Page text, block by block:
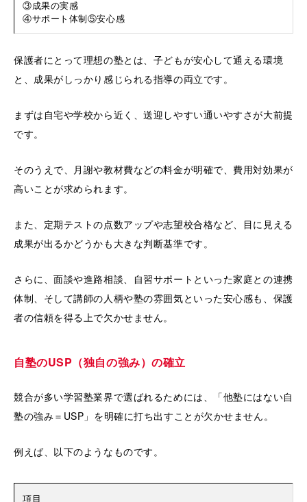
③成果の実感
④サポート体制⑤安心感
保護者にとって理想の塾とは、子どもが安心して通える環境
と、成果がしっかり感じられる指導の両立です。
まずは自宅や学校から近く、送迎しやすい通いやすさが大前提
です。
そのうえで、月謝や教材費などの料金が明確で、費用対効果が
高いことが求められます。
また、定期テストの点数アップや志望校合格など、目に見える
成果が出るかどうかも大きな判断基準です。
さらに、面談や進路相談、自習サポートといった家庭との連携
体制、そして講師の人柄や塾の雰囲気といった安心感も、保護
者の信頼を得る上で欠かせません。
自塾のUSP（独自の強み）の確立
競合が多い学習塾業界で選ばれるためには、「他塾にはない自
塾の強み＝USP」を明確に打ち出すことが欠かせません。
例えば、以下のようなものです。
項目